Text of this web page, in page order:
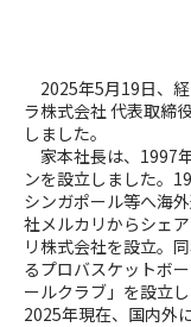
2025年5月19日、
ラ株式会社 代表取締
しました。
家本社長は、 1997
ンを設立しました。
シンガポール等へ海
社メルカリからシェ
リ株式会社を設立。
るプロバスケットボ
ールクラブ」を設立し
2025年現在、国内外